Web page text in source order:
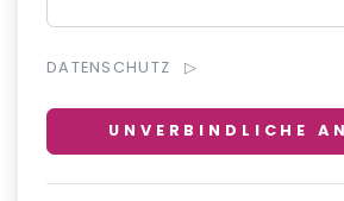
DATENSCHUTZ
UNVERBINDLICHE